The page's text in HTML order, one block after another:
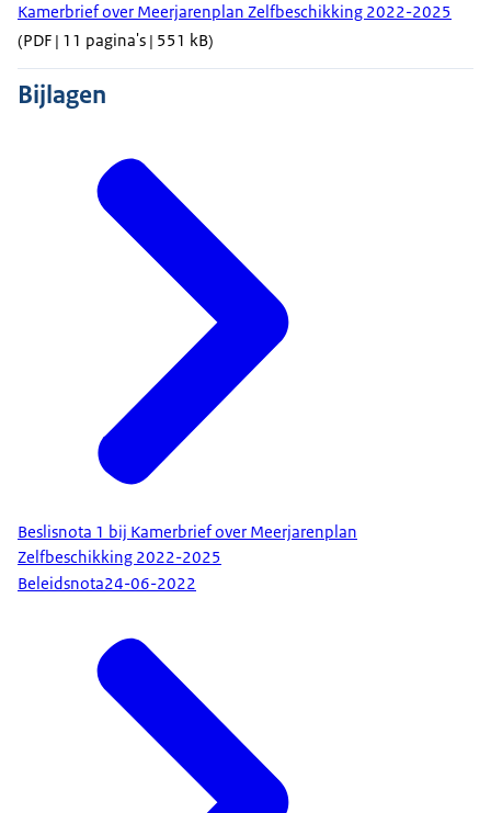
Kamerbrief over Meerjarenplan Zelfbeschikking 2022-2025
(PDF | 11 pagina's | 551 kB)
Bijlagen
Beslisnota 1 bij Kamerbrief over Meerjarenplan
Zelfbeschikking 2022-2025
Beleidsnota24-06-2022